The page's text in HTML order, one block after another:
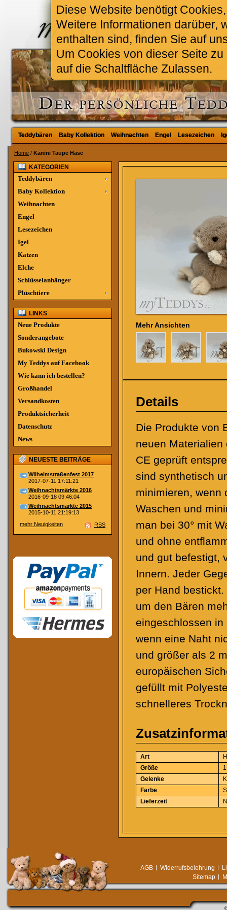
Teddybären Baby Kollektion Weihnachten Engel Lesezeichen
Teddybären Baby Kollektion Weihnachten Engel Lesezeichen
Home / Kanini Taupe Hase
Mehr Ansichten
Details
Die Produkte von
neuen
CE geprüft
sind synthetisch
minimieren, wenn
Waschen und
man bei 30° mit
und ohne
und gut befestigt,
Innern. Jeder
per Hand
um den Bären
eingeschlossen
wenn eine Naht
und größer als 2
europäischen
gefüllt mit
schnelleres
Art
Größe
Gelenke
Farbe
Lieferzeit
KATEGORIEN
Teddybären
Baby Kollektion
Weihnachten
Engel
Lesezeichen
Igel
Katzen
Elche
Schlüsselanhänger
Plüschtiere
LINKS
Neue Produkte
Sonderangebote
Bukowski Design
My Teddys auf Facebook
Wie kann ich bestellen?
Großhandel
Versandkosten
Produktsicherheit
Datenschutz
News
NEUESTE BEITRÄGE
Wilhelmstraßenfest 2017
2017-07-11 17:11:21
Weihnachtsmärkte 2016
2016-09-18 09:46:04
Weihnachtsmärkte 2015
2015-10-11 21:19:13
mehr Neuigkeiten
RSS
AGB Widerrufsbelehrung
Sitemap
Diese Website benötigt
Weitere Informationen darüber,
enthalten sind, finden Sie auf
Um Cookies von dieser Seite
auf die Schaltfläche Zulassen.